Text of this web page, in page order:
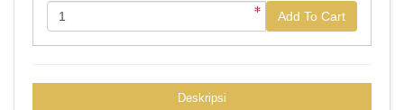
Add To Cart
Deskripsi